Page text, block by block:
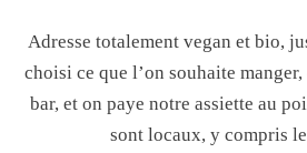
Adresse totalement vegan et bio,
choisi ce que l’on souhaite
bar, et on paye notre assiette au
sont locaux, y compris